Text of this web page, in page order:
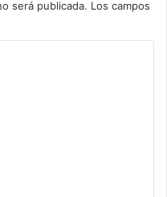
será publicada. Los campos